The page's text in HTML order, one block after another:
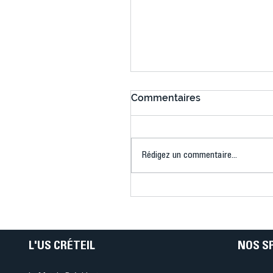
succès
Commentaires
Rédigez un commentaire...
L'US CRÉTEIL NOS